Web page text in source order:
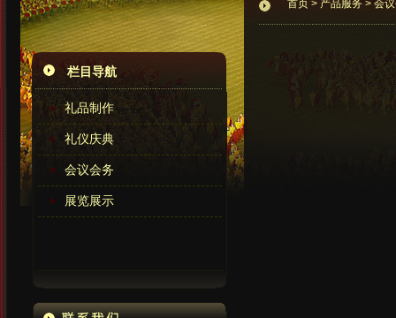
栏目导航
礼品制作
礼仪庆典
会议会务
展览展示
首页 > 产品服务 > 会